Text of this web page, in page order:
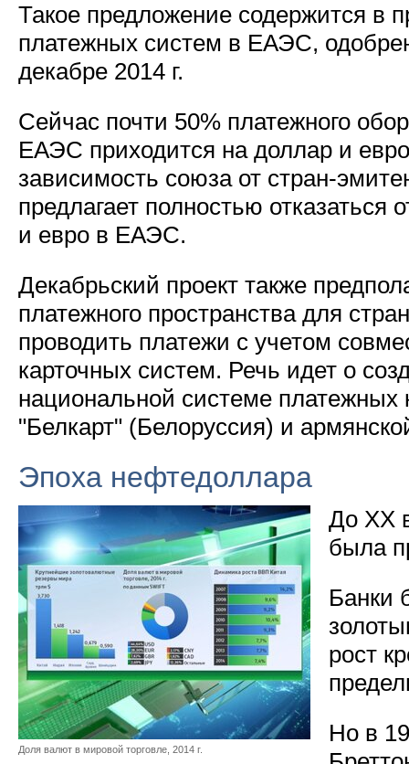
Такое предложение содержится в
платежных систем в ЕАЭС,
декабре 2014 г.
Сейчас почти 50% платежного
ЕАЭС приходится на доллар и
зависимость союза от стран-
предлагает полностью отказаться
и евро в ЕАЭС.
Декабрьский проект также
платежного пространства для
проводить платежи с учетом
карточных систем. Речь идет о
национальной системе
"Белкарт" (Белоруссия) и
Эпоха нефтедоллара
Доля валют в мировой торговле, 2014 г.
До ХХ
была
Банки
рост
Но в